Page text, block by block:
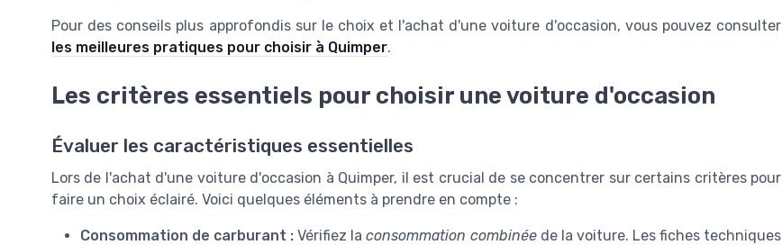
Pour des conseils plus approfondis sur le choix et l'achat d'une voiture d'occasion, vous pouvez consulter
les meilleures pratiques pour choisir à Quimper.
Les critères essentiels pour choisir une voiture d'occasion
Évaluer les caractéristiques essentielles
Lors de l'achat d'une voiture d'occasion à Quimper, il est crucial de se concentrer sur certains critères pour
faire un choix éclairé. Voici quelques éléments à prendre en compte :
Consommation de carburant : Vérifiez laconsommation combinéede la voiture. Les fiches techniques